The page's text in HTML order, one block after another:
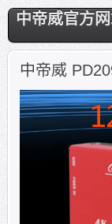
中帝威官方
中帝威